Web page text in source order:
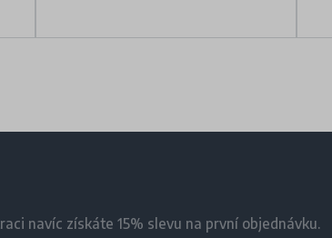
navíc získáte 15% slevu na první objednávku.